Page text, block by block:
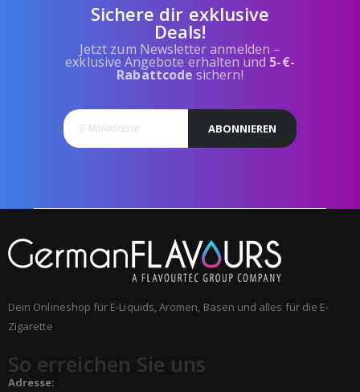
Sichere dir exklusive
Deals!
Jetzt zum Newsletter anmelden –
exklusive Angebote erhalten und 5-€-
Rabattcode sichern!
ABONNIEREN
Dein Onlineshop für E-Liquids, Aromen, Basen und alles für die E-
Zigarette
So erreichen Sie uns
Adresse: